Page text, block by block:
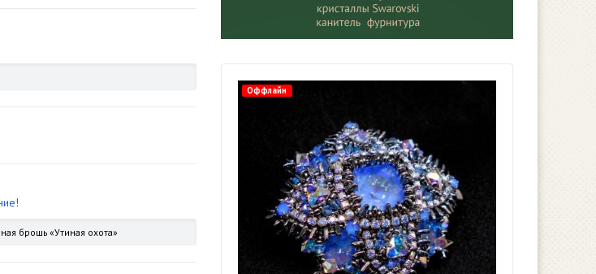
брошь «Утиная охота»
Оффлайн